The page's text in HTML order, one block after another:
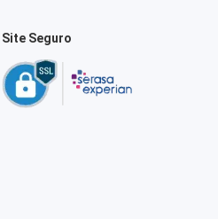
Site Seguro